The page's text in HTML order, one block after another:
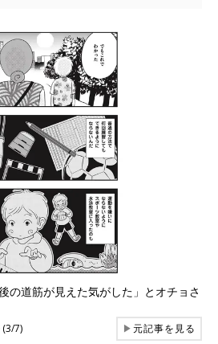
の道筋が見えた気がした」とオチョさ
(3/7) ▶元記事を見る